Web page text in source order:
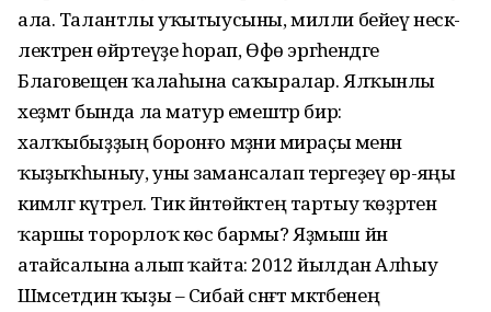
ала. Талантлы уҡытыусыны, милли бейеү нескә­
лектәрен өйрәтеүҙе һорап, Өфө эргәһендәге
Благовещен ҡалаһына саҡыралар. Ялҡынлы
хеҙмәт бында ла матур емештәр бирә:
халҡыбыҙҙың боронғо мәҙәни мираҫы менән
ҡыҙыҡ­һыныу, уны замансалап тергеҙеү өр-яңы
кимәлгә күтәрелә. Тик йәнтөйәктең тартыу ҡөҙрәтенә
ҡаршы торорлоҡ көс бармы? Яҙмыш йәнә
атайсалына алып ҡайта: 2012 йылдан Алһыу
Шәмсетдин ҡыҙы – Сибай сәнғәт мәктәбенең